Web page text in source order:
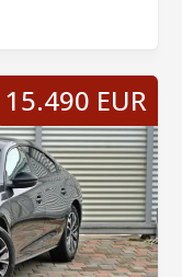
15.490 EUR